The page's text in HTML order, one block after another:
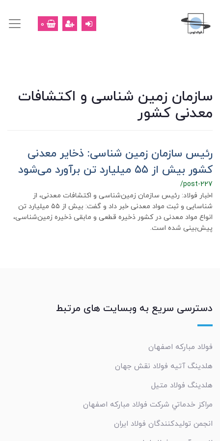
0
سازمان زمین شناسی و اکتشافات
معدنی کشور
رئیس سازمان زمین شناسی: ذخایر معدنی
کشور بیش از ۵۵ میلیارد تن برآورد می‌شود
/post-227
اخبار فولاد: رئیس سازمان زمین‌شناسی و اکتشافات معدنی، از
شناسایی و ثبت مواد معدنی خبر داد و گفت: بیش از ۵۵ میلیارد تن
انواع مواد معدنی در کشور ذخیره قطعی و مابقی ذخیره زمین‌شناسی،
پیش‌بینی شده است.
دسترسی سریع به وبسایت های مرتبط
فولاد مبارکه اصفهان
هلدینگ آتیه فولاد نقش جهان
هلدینگ فولاد متیل
مراکز خدماتي شرکت فولاد مبارکه اصفهان
انجمن تولیدکنندگان فولاد ایران